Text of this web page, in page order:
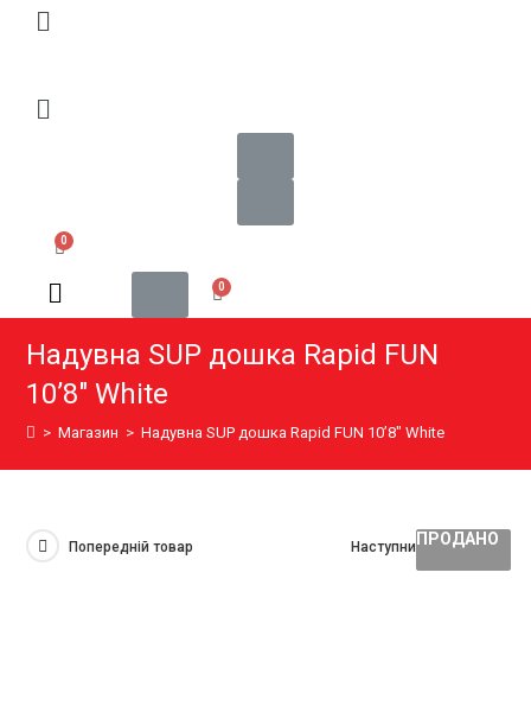
Надувна SUP дошка Rapid FUN
10’8″ White
> Магазин > Надувна SUP дошка Rapid FUN 10’8″ White
Попередній товар Наступний товар
ПРОДАНО
ПРОДАНО